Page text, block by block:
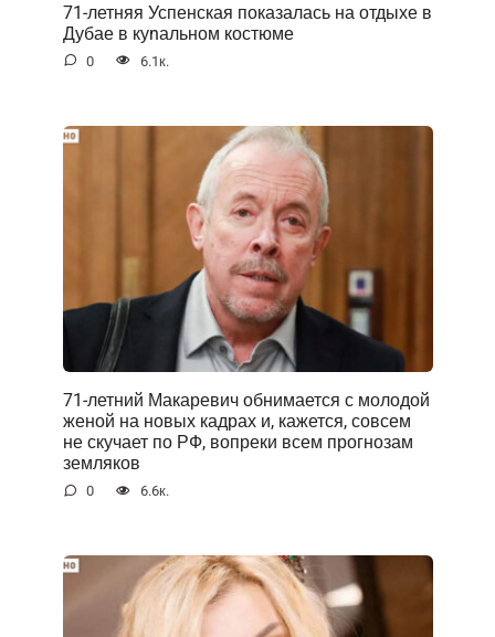
71-летняя Успенская показалась на отдыхе в
Дубае в куnальном костюме
0 6.1к.
71-летний Макаревич обнимается с молодой
женой на новых кадрах и, кажется, совсем
не скучает по РФ, вопреки всем прогнозам
земляков
0 6.6к.